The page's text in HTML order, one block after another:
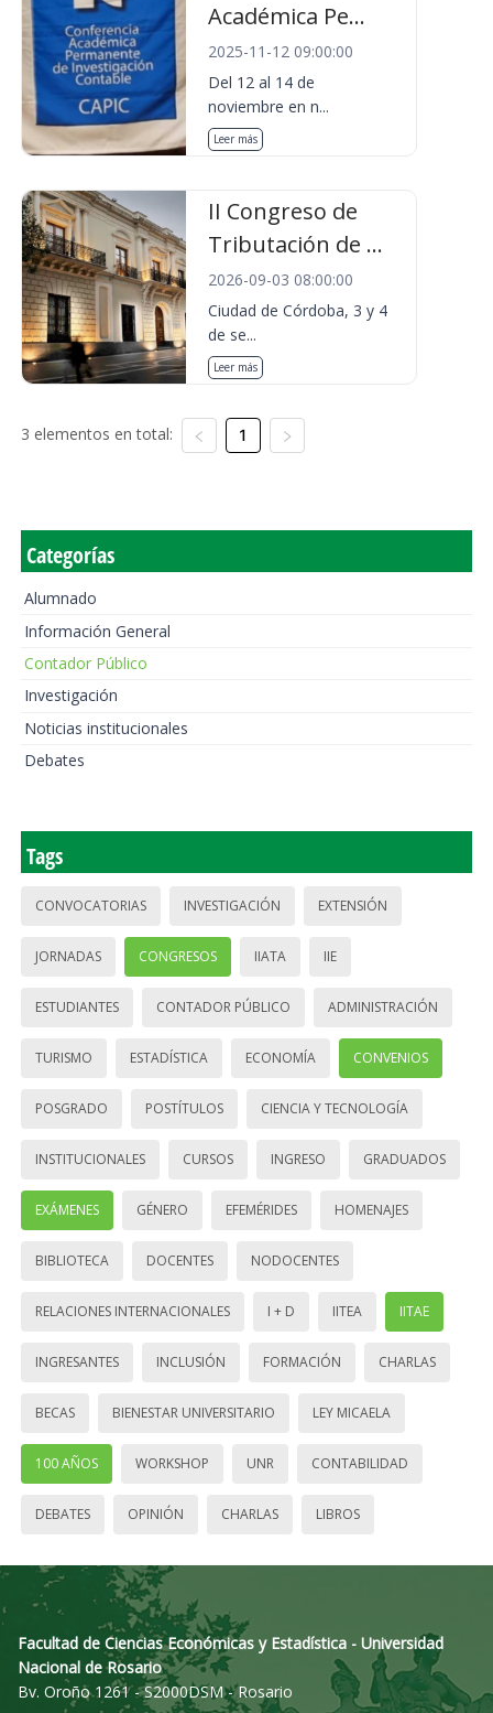
Académica Pe...
2025-11-12 09:00:00
Del 12 al 14 de
noviembre en n...
Leer más
II Congreso de
Tributación de ...
2026-09-03 08:00:00
Ciudad de Córdoba, 3 y 4
de se...
Leer más
3 elementos en total: 1
Categorías
Alumnado
Información General
Contador Público
Investigación
Noticias institucionales
Debates
Tags
CONVOCATORIAS INVESTIGACIÓN EXTENSIÓN
JORNADAS CONGRESOS IIATA IIE
ESTUDIANTES CONTADOR PÚBLICO ADMINISTRACIÓN
TURISMO ESTADÍSTICA ECONOMÍA CONVENIOS
POSGRADO POSTÍTULOS CIENCIA Y TECNOLOGÍA
INSTITUCIONALES CURSOS INGRESO GRADUADOS
EXÁMENES GÉNERO EFEMÉRIDES HOMENAJES
BIBLIOTECA DOCENTES NODOCENTES
RELACIONES INTERNACIONALES I + D IITEA IITAE
INGRESANTES INCLUSIÓN FORMACIÓN CHARLAS
BECAS BIENESTAR UNIVERSITARIO LEY MICAELA
100 AÑOS WORKSHOP UNR CONTABILIDAD
DEBATES OPINIÓN CHARLAS LIBROS
Facultad de Ciencias Económicas y Estadística - Universidad
Nacional de Rosario
Bv. Oroño 1261 - S2000DSM - Rosario